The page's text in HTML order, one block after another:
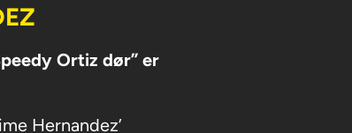
Ortiz dør” er
Hernandez’